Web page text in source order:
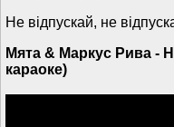
Не відпускай, не
Мята & Маркус Рива -
караоке)